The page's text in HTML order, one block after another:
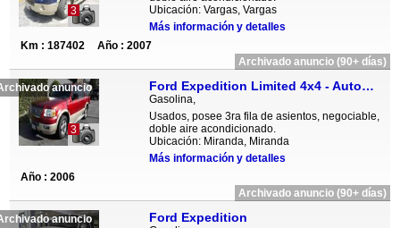
3
Ubicación: Vargas, Vargas
Más información y detalles
Km : 187402
Año : 2007
Archivado anuncio (90+ días)
anuncio
3
Ford Expedition Limited 4x4 - Automatico
Gasolina,
Usados, posee 3ra fila de asientos, negociable,
doble aire acondicionado.
Ubicación: Miranda, Miranda
Más información y detalles
Año : 2006
Archivado anuncio (90+ días)
anuncio Ford Expedition